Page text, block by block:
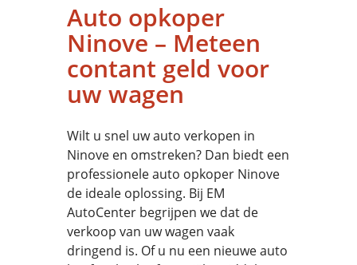
Auto opkoper
Ninove – Meteen
contant geld voor
uw wagen
Wilt u snel uw auto verkopen in
Ninove en omstreken? Dan biedt een
professionele auto opkoper Ninove
de ideale oplossing. Bij EM
AutoCenter begrijpen we dat de
verkoop van uw wagen vaak
dringend is. Of u nu een nieuwe auto